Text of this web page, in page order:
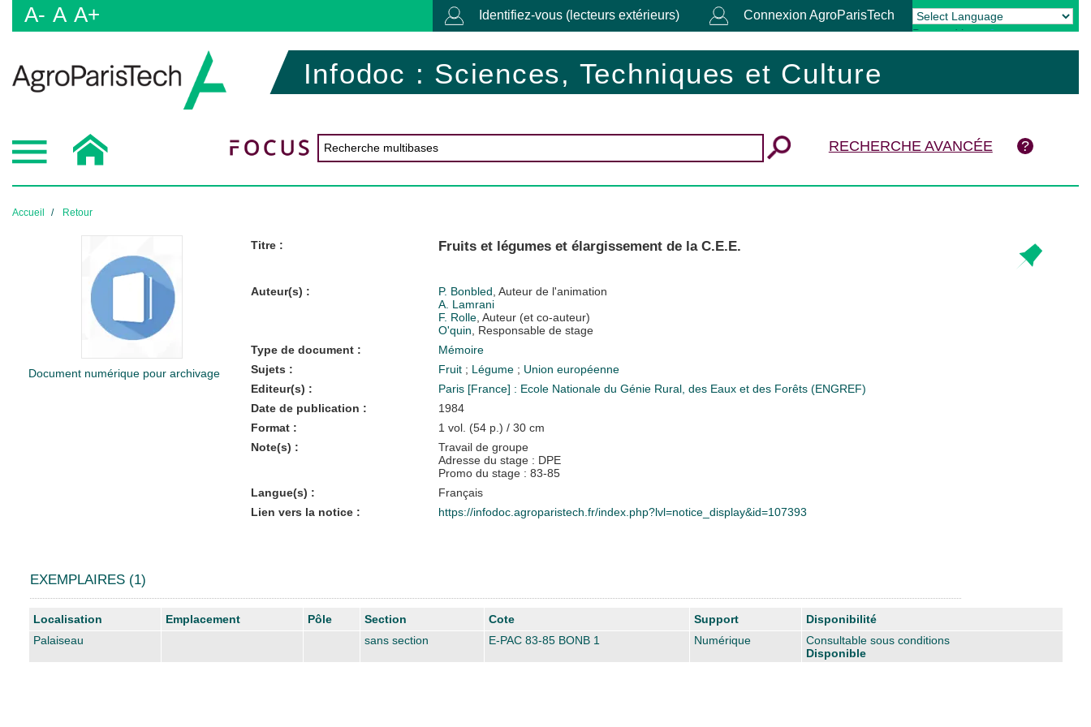
A- A A+ Identifiez-vous (lecteurs extérieurs) Connexion AgroParisTech
Powered by Translate
Infodoc : Sciences, Techniques et Culture
RECHERCHE AVANCÉE
Accueil Retour
Document numérique pour archivage
Titre : Fruits et légumes et élargissement de la C.E.E.
Auteur(s) : P. Bonbled , Auteur de l'animation
A. Lamrani
F. Rolle, Auteur (et co-auteur)
O'quin , Responsable de stage
Type de document :
Mémoire
Sujets :
Fruit ; Légume ; Union européenne
Editeur(s) :
Paris [France] : Ecole Nationale du Génie Rural, des Eaux et des Forêts (ENGREF)
Date de publication :
1984
Format :
1 vol. (54 p.) / 30 cm
Note(s) :
Travail de groupe
Adresse du stage : DPE
Promo du stage : 83-85
Langue(s) :
Français
Lien vers la notice :
https://infodoc.agroparistech.fr/index.php?lvl=notice_display&id=107393
EXEMPLAIRES (1)
Liste des exemplaires
Localisation Emplacement Pôle Section Cote Support
Disponibilité
Palaiseau
sans section E-PAC 83-85 BONB 1 Numérique
Consultable sous conditions
Disponible